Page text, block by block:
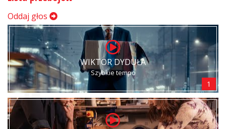
Oddaj głos
WIKTOR DYDUŁA
Szybkie tempo
1